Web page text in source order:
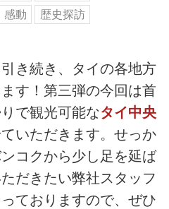
感動 歴史探訪
き続き、タイの各地方
す！第三弾の今回は首
で観光可能なタイ中央
いただきます。せっか
コクから少し足を延ば
だきたい弊社スタッフ
ておりますので、ぜひ